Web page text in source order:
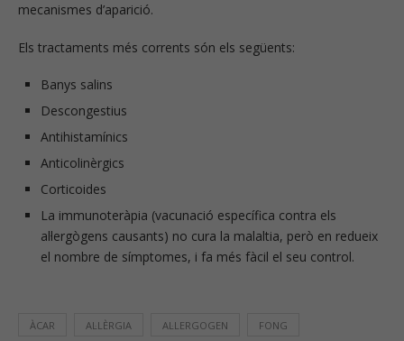
mecanismes d’aparició.
Els tractaments més corrents són els següents:
Banys salins
Descongestius
Antihistamínics
Anticolinèrgics
Corticoides
La immunoteràpia (vacunació específica contra els
al·lergògens causants) no cura la malaltia, però en redueix
el nombre de símptomes, i fa més fàcil el seu control.
ÀCAR AL·LÈRGIA AL·LERGOGEN FONG